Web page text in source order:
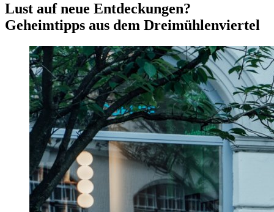
Lust auf neue Entdeckungen?
Geheimtipps aus dem Dreimühlenviertel